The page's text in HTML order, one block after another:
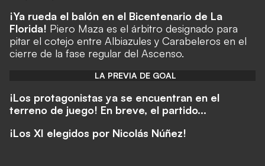
¡Ya rueda el balón en el Bicentenario de La
Florida! Piero Maza es el árbitro designado para
pitar el cotejo entre Albiazules y Carabeleros en el
cierre de la fase regular del Ascenso.
LA PREVIA DE GOAL
¡Los protagonistas ya se encuentran en el
terreno de juego! En breve, el partido...
¡Los XI elegidos por Nicolás Núñez!